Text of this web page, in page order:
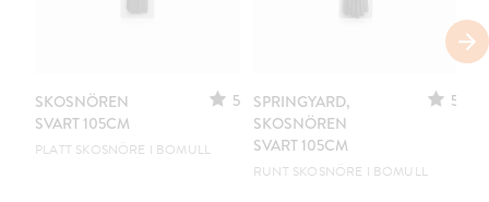
SKOSNÖREN
SVART 105CM
5
PLATT SKOSNÖRE I BOMULL
SPRINGYARD,
SKOSNÖREN
SVART 105CM
5
RUNT SKOSNÖRE I BOMULL